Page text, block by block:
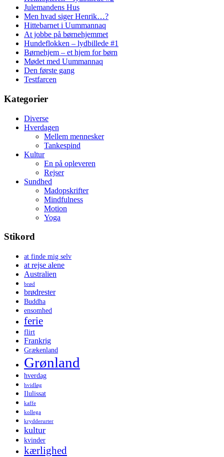
Julemandens Hus
Men hvad siger Henrik…?
Hittebarnet i Uummannaq
At jobbe på børnehjemmet
Hundeflokken – lydbillede #1
Børnehjem – et hjem for børn
Mødet med Uummannaq
Den første gang
Testfarcen
Kategorier
Diverse
Hverdagen
Mellem mennesker
Tankespind
Kultur
En på opleveren
Rejser
Sundhed
Madopskrifter
Mindfulness
Motion
Yoga
Stikord
at finde mig selv
at rejse alene
Australien
brød
brødrester
Buddha
ensomhed
ferie
flirt
Frankrig
Grækenland
Grønland
hverdag
hvidløg
Ilulissat
kaffe
kollega
krydderurter
kultur
kvinder
kærlighed